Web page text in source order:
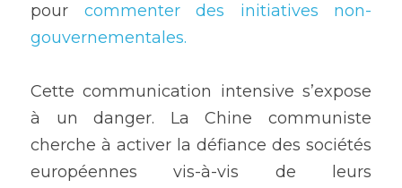
pour commenter des initiatives non-
gouvernementales.
Cette communication intensive s’expose
à un danger. La Chine communiste
cherche à activer la défiance des sociétés
européennes vis-à-vis de leurs